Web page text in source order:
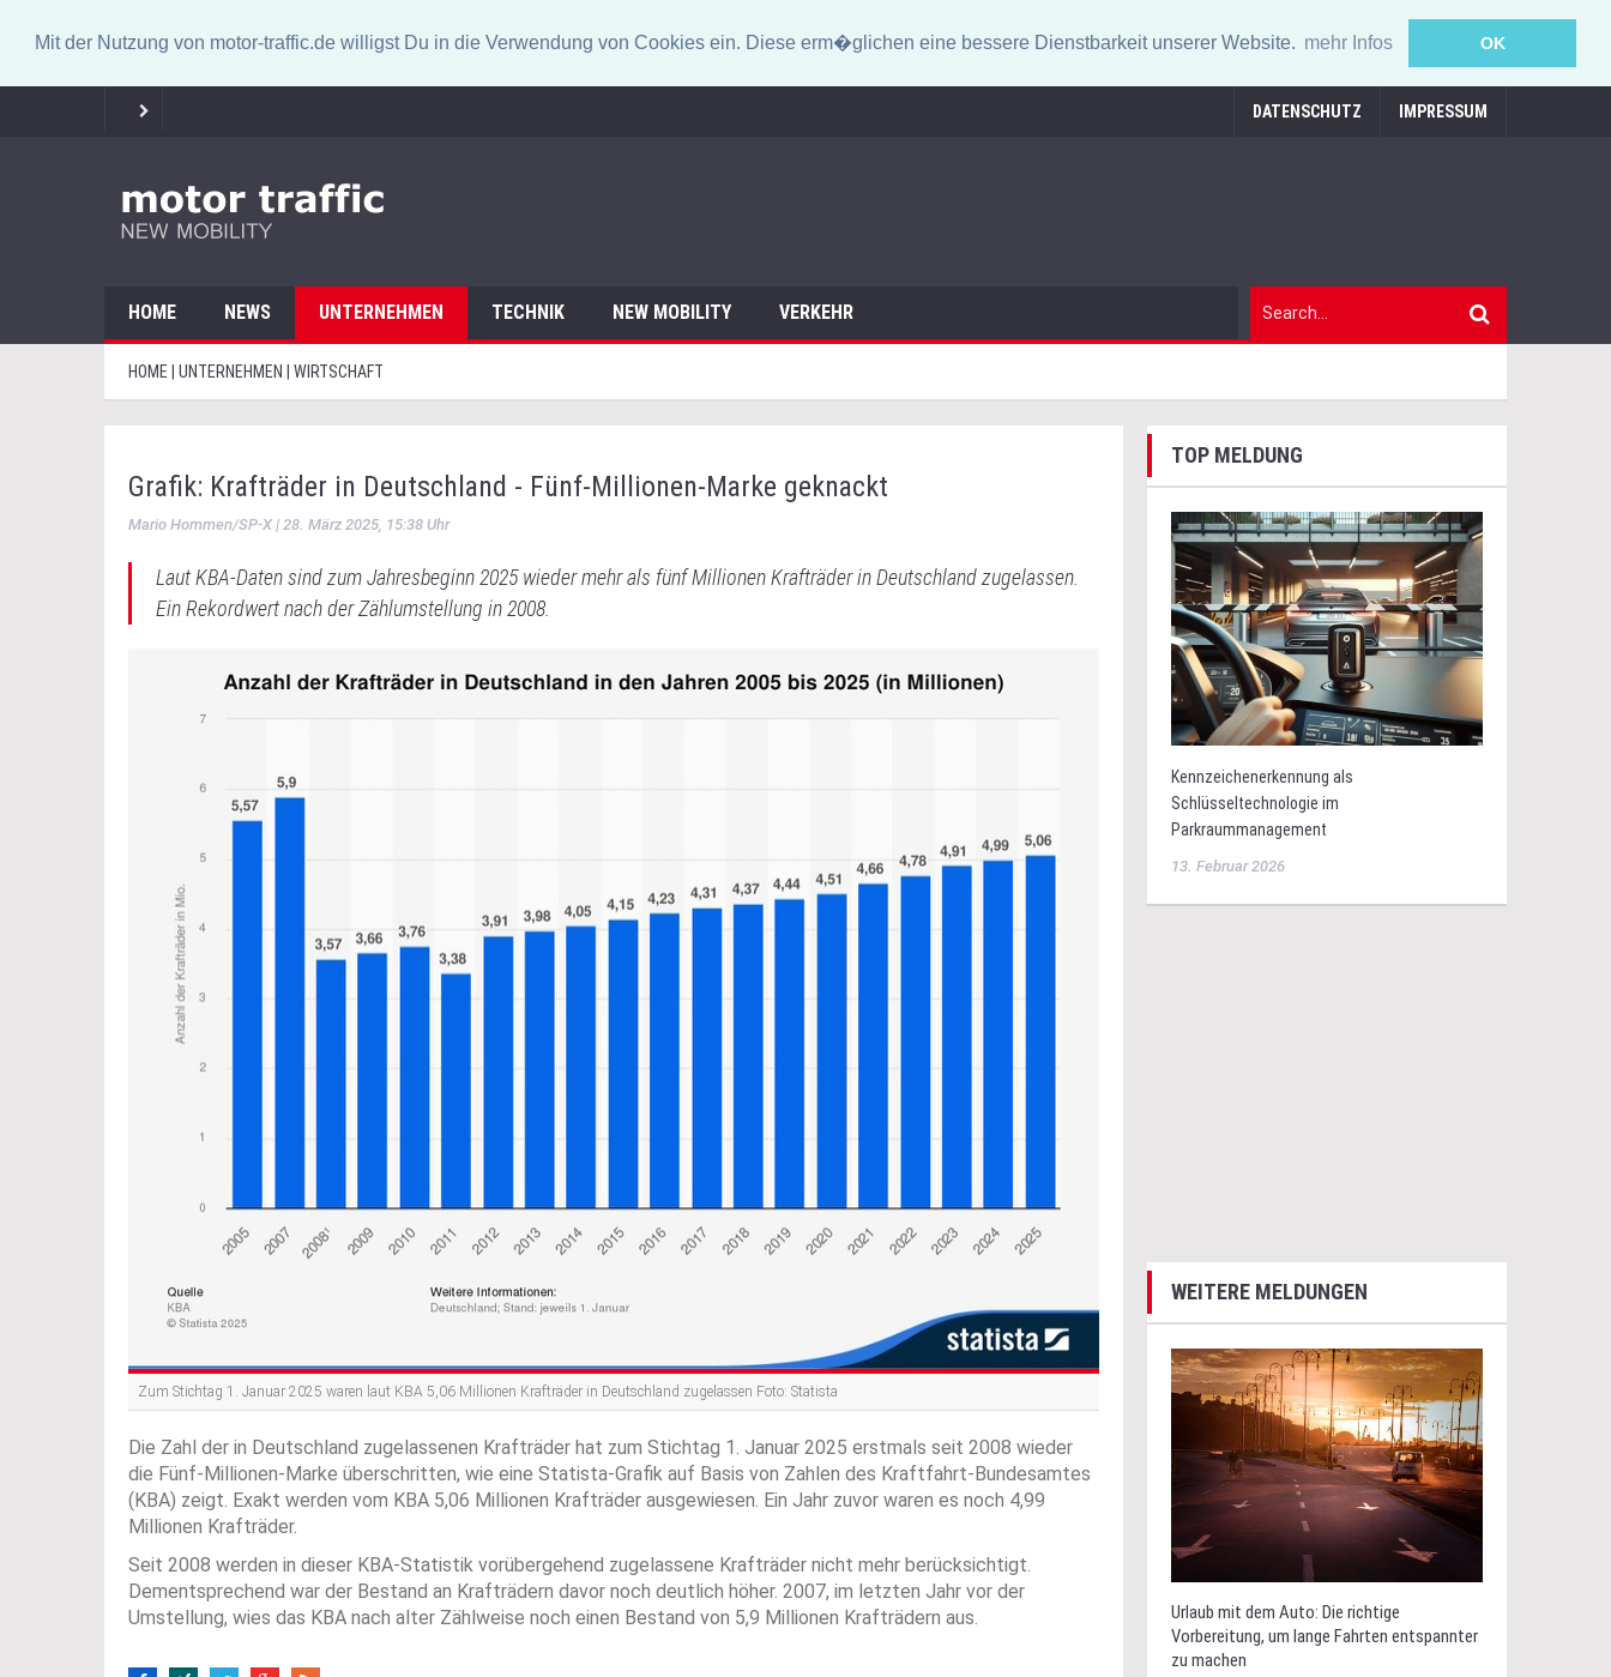
Mit der Nutzung von motor-traffic.de willigst Du in die Verwendung von Cookies ein. Diese erm�glichen eine bessere Dienstbarkeit unserer Website. mehr Infos OK
DATENSCHUTZ IMPRESSUM
HOME NEWS UNTERNEHMEN TECHNIK NEW MOBILITY VERKEHR
HOME | UNTERNEHMEN | WIRTSCHAFT
Grafik: Krafträder in Deutschland - Fünf-Millionen-Marke geknackt
Mario Hommen/SP-X | 28. März 2025, 15:38 Uhr
Laut KBA-Daten sind zum Jahresbeginn 2025 wieder mehr als fünf Millionen Krafträder in Deutschland zugelassen.
Ein Rekordwert nach der Zählumstellung in 2008.
Zum Stichtag 1. Januar 2025 waren laut KBA 5,06 Millionen Krafträder in Deutschland zugelassen Foto: Statista
Die Zahl der in Deutschland zugelassenen Krafträder hat zum Stichtag 1. Januar 2025 erstmals seit 2008 wieder
die Fünf-Millionen-Marke überschritten, wie eine Statista-Grafik auf Basis von Zahlen des Kraftfahrt-Bundesamtes
(KBA) zeigt. Exakt werden vom KBA 5,06 Millionen Krafträder ausgewiesen. Ein Jahr zuvor waren es noch 4,99
Millionen Krafträder.
Seit 2008 werden in dieser KBA-Statistik vorübergehend zugelassene Krafträder nicht mehr berücksichtigt.
Dementsprechend war der Bestand an Krafträdern davor noch deutlich höher. 2007, im letzten Jahr vor der
Umstellung, wies das KBA nach alter Zählweise noch einen Bestand von 5,9 Millionen Krafträdern aus.
TOP MELDUNG
Kennzeichenerkennung als
Schlüsseltechnologie im
Parkraummanagement
13. Februar 2026
WEITERE MELDUNGEN
Urlaub mit dem Auto: Die richtige
Vorbereitung, um lange Fahrten entspannter
zu machen